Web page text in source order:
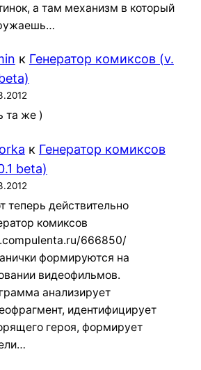
а там механизм в который
к Генератор комиксов (v.
та же )
к Генератор комиксов
beta)
теперь действительно
комиксов
666850/
формируются на
видеофильмов.
анализирует
идентифицирует
героя, формирует